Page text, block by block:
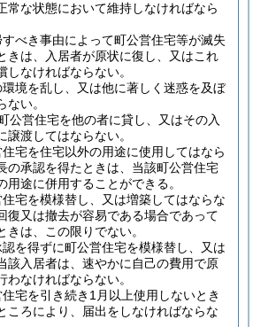
常な状態において維持しなければなら
べき事由によって町公営住宅等が滅失
きは、入居者が原状に復し、又はこれ
しなければならない。
環境を乱し、又は他に著しく迷惑を及ぼ
い。
公営住宅を他の者に貸し、又はその入
譲渡してはならない。
宅を住宅以外の用途に使用してはなら
の承認を得たときは、当該町公営住宅
用途に併用することができる。
宅を模様替し、又は増築してはならな
復又は撤去が容易である場合であって
きは、この限りでない。
認を得ずに町公営住宅を模様替し、又は
該入居者は、速やかに自己の費用で原
なければならない。
宅を引き続き1月以上使用しないとき
ころにより、届出をしなければならな